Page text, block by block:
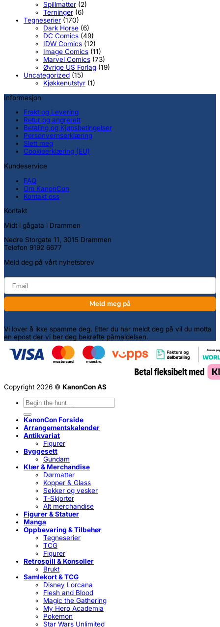
Spillmatter (2)
Terninger (6)
Tegneserier (170)
Dark Horse (6)
DC Comics (49)
IDW Comics (12)
Image Comics (11)
Marvel Comics (73)
Øvrige US Forlag (19)
Uncategorized (15)
Kjøkkenutstyr (1)
Informasjon
Frakt og Levering
Retur og angrerett
Betaling og Kjøpsbetingelser
Personvernserklæring
Slett meg
Cookieerklæring (EU)
Kundeservice
FAQ
Om KanonCon
Kontakt oss
Kontakt
Midt i gågata i Drammen
Nedre Storgate 11, 3015 Drammen
Telefon 9192 6677
Meld deg på vårt nyhetsbrev
email
Meld meg på
Vi lover å ikke spamme deg. Etter du har meldt deg på vil du motta
en epost der vi ber deg bekrefte påmeldelsen.
Copyright 2026 © KanonCon AS
Søk
etter:
KanonCon Forside
Arrangementskalender
Antikvariat
Figurer
Byggesett
Gundam
Klær & Merchandise
Dørmatter
Kopper & Glass
Sekker og vesker
T-Skjorter
Alt merchandise
Figurer & Statuer
Manga
Oppbevaring & Tilbehør
Tegneserier
TCG
Figurer
Retrospill & Konsoller
Brukt
Samlekort & TCG
Disney Lorcana
Flesh and Blood
Magic the Gathering
My Hero Academia
Pokemon
Star Wars Unlimited